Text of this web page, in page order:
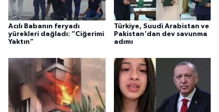
Acılı Babanın feryadı
yürekleri dağladı: “Ciğerimi
Yaktın”
Türkiye, Suudi Arabistan ve
Pakistan'dan dev savunma
adımı